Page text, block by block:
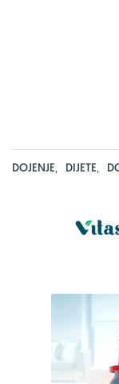
DOJENJE, DIJETE,